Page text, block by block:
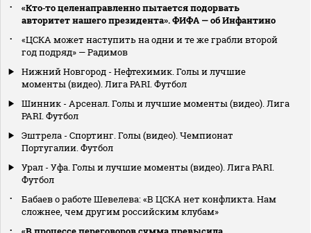
«Кто‑то целенаправленно пытается подорвать
авторитет нашего президента». ФИФА — об Инфантино
«ЦСКА может наступить на одни и те же грабли второй
год подряд» — Радимов
Нижний Новгород - Нефтехимик. Голы и лучшие
моменты (видео). Лига PARI. Футбол
Шинник - Арсенал. Голы и лучшие моменты (видео). Лига
PARI. Футбол
Эштрела - Спортинг. Голы (видео). Чемпионат
Португалии. Футбол
Урал - Уфа. Голы и лучшие моменты (видео). Лига PARI.
Футбол
Бабаев о работе Шевелева: «В ЦСКА нет конфликта. Нам
сложнее, чем другим российским клубам»